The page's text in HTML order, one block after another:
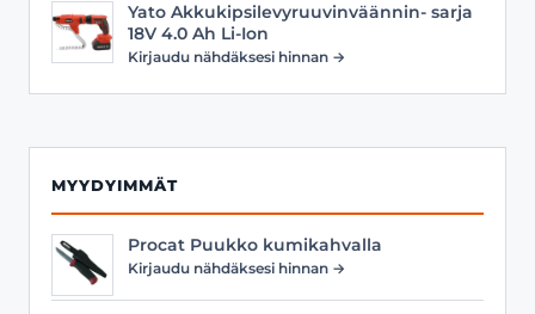
Yato Akkukipsilevyruuvinväännin- sarja
18V 4.0 Ah Li-Ion
Kirjaudu nähdäksesi hinnan →
MYYDYIMMÄT
Procat Puukko kumikahvalla
Kirjaudu nähdäksesi hinnan →